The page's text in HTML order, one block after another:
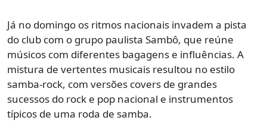
Já no domingo os ritmos nacionais invadem a pista
do club com o grupo paulista Sambô, que reúne
músicos com diferentes bagagens e influências. A
mistura de vertentes musicais resultou no estilo
samba-rock, com versões covers de grandes
sucessos do rock e pop nacional e instrumentos
típicos de uma roda de samba.